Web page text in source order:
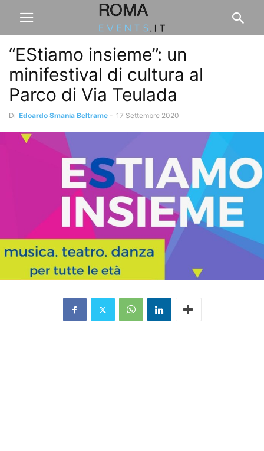
“EStiamo insieme”: un
minifestival di cultura al
Parco di Via Teulada
Di Edoardo Smania Beltrame - 17 Settembre 2020